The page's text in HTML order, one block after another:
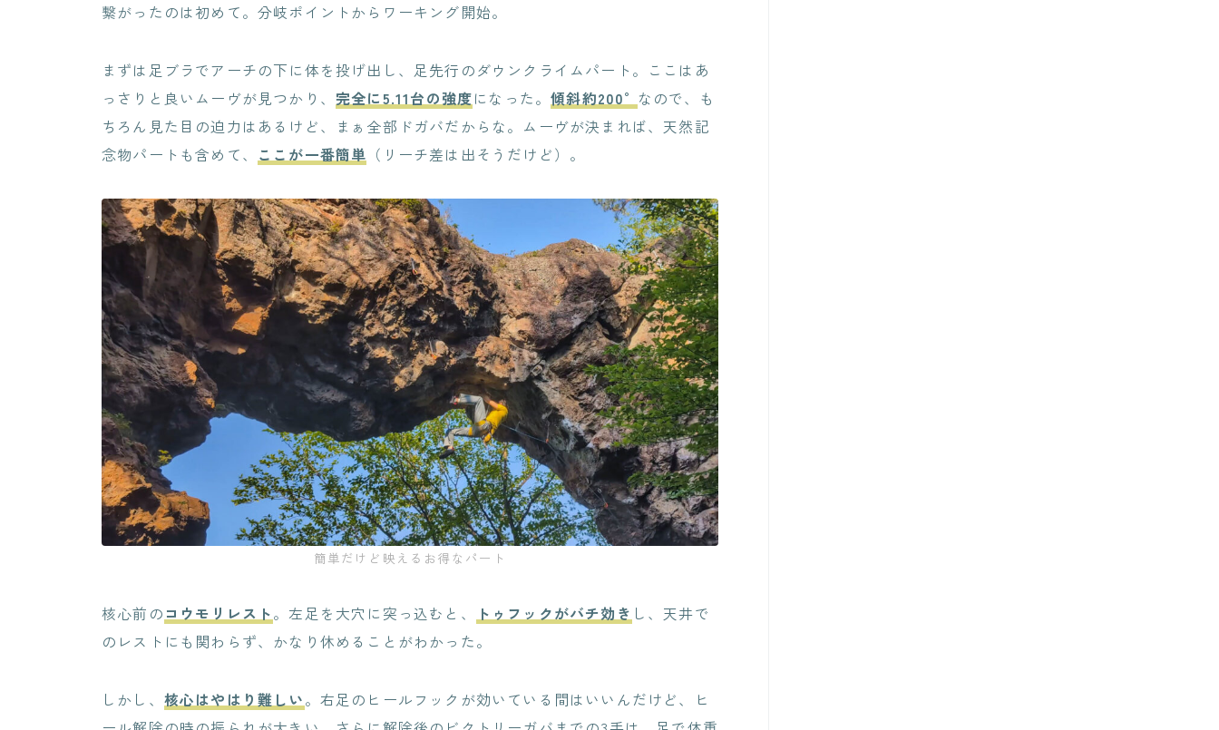
繋がったのは初めて。分岐ポイントからワーキング開始。
まずは足ブラでアーチの下に体を投げ出し、足先行のダウンクライムパート。ここはあ
っさりと良いムーヴが見つかり、 完全に5.11台の強度になった。傾斜約200° なので、も
ちろん見た目の迫力はあるけど、まぁ全部ドガバだからな。ムーヴが決まれば、天然記
念物パートも含めて、 ここが一番簡単 （リーチ差は出そうだけど）。
簡単だけど映えるお得なパート
核心前の コウモリレスト。左足を大穴に突っ込むと、 トゥフックがバチ効き し、天井で
のレストにも関わらず、かなり休めることがわかった。
しかし、 核心はやはり難しい。右足のヒールフックが効いている間はいいんだけど、ヒ